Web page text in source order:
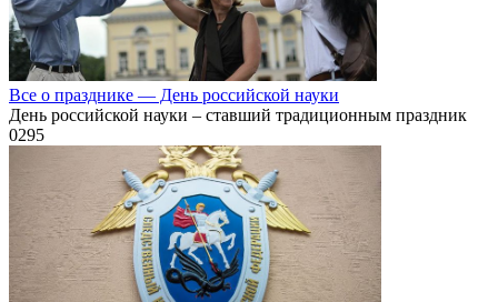
Все о празднике — День российской науки
День российской науки – ставший традиционным праздник
0295